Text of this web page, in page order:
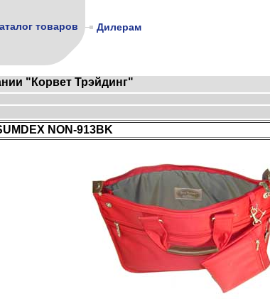
товаров Дилерам
"Корвет Трэйдинг"
NON-913BK